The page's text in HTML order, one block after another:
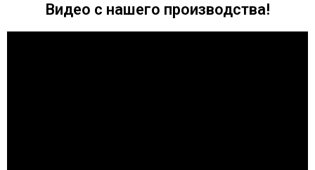
Видео с нашего производства!